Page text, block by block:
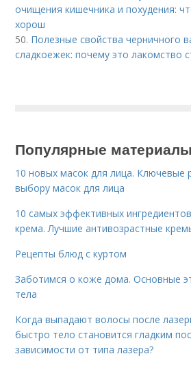
очищения кишечника и похудения:
хорош
50. Полезные свойства черничного
сладкоежек: почему это лакомство
Популярные материалы
10 новых масок для лица. Ключевые
выбору масок для лица
10 самых эффективных
крема. Лучшие антивозрастные
Рецепты блюд с куртом
Заботимся о коже дома. Основные
тела
Когда выпадают волосы после
быстро тело становится гладким
зависимости от типа лазера?